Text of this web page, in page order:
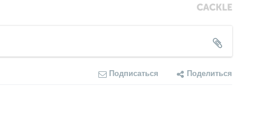
Подписаться Поделиться